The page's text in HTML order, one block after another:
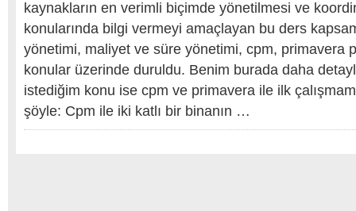
kaynakların en verimli biçimde yönetilmesi ve
konularında bilgi vermeyi amaçlayan bu ders
yönetimi, maliyet ve süre yönetimi, cpm, primavera
konular üzerinde duruldu. Benim burada daha
istediğim konu ise cpm ve primavera ile ilk
şöyle: Cpm ile iki katlı bir binanın …